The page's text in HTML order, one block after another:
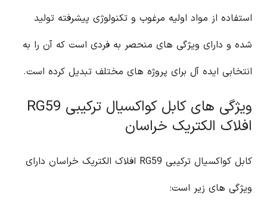
استفاده از مواد اولیه مرغوب و تکنولوژی پیشرفته تولید
شده و دارای ویژگی های منحصر به فردی است که آن را به
انتخابی ایده آل برای پروژه های مختلف تبدیل کرده است.
ویژگی های کابل کواکسیال ترکیبی RG59
افلاک الکتریک خراسان
کابل کواکسیال ترکیبی RG59 افلاک الکتریک خراسان دارای
ویژگی های زیر است: